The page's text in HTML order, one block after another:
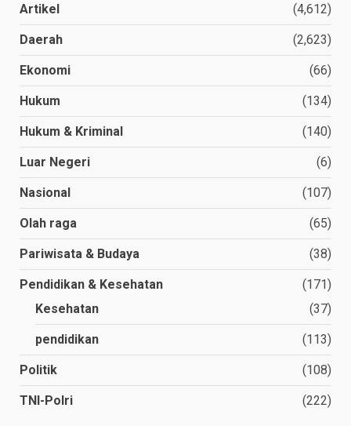
Artikel (4,612)
Daerah (2,623)
Ekonomi (66)
Hukum (134)
Hukum & Kriminal (140)
Luar Negeri (6)
Nasional (107)
Olah raga (65)
Pariwisata & Budaya (38)
Pendidikan & Kesehatan
(171)
Kesehatan
(37)
pendidikan (113)
Politik (108)
TNI-Polri (222)